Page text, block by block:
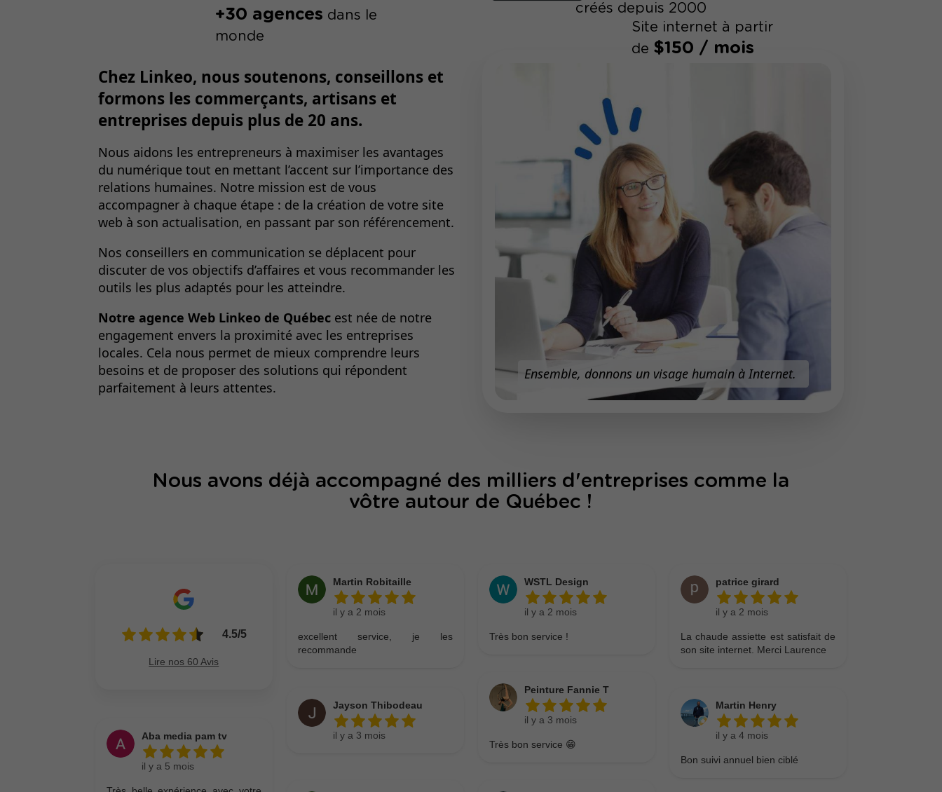
+30 agences dans le
monde
créés depuis 2000
Site internet à partir
de $150 / mois
Chez Linkeo, nous soutenons, conseillons et
formons les commerçants, artisans et
entreprisesdepuis plus de 20 ans.
Nous aidons les entrepreneurs à maximiser les avantages
du numérique tout en mettant l’accent sur l’importance des
relations humaines. Notre mission est de vous
accompagner à chaque étape : de la création de votre site
web à son actualisation, en passant par son référencement.
Nos conseillers en communication se déplacent pour
discuter de vos objectifs d’affaires et vous recommander les
outils les plus adaptés pour les atteindre.
Notre agence Web Linkeo de Québecest née de notre
engagement envers la proximité avec les entreprises
locales. Cela nous permet de mieux comprendre leurs
besoins et de proposer des solutions qui répondent
parfaitement à leurs attentes.
Ensemble, donnons un visage humain à Internet.
Nous avons déjà accompagné des milliers d'entreprises comme la
vôtre autour de Québec !